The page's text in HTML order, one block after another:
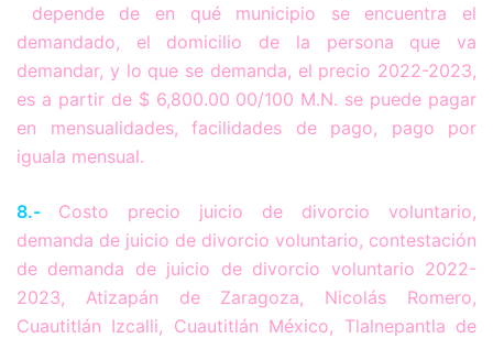
depende de en qué municipio se encuentra el
demandado, el domicilio de la persona que va
demandar, y lo que se demanda, el precio 2022-2023,
es a partir de $ 6,800.00 00/100 M.N. se puede pagar
en mensualidades, facilidades de pago, pago por
iguala mensual.
8.-
Costo precio juicio de divorcio voluntario,
demanda de juicio de divorcio voluntario, contestación
de demanda de juicio de divorcio voluntario 2022-
2023, Atizapán de Zaragoza, Nicolás Romero,
Cuautitlán Izcalli, Cuautitlán México, Tlalnepantla de